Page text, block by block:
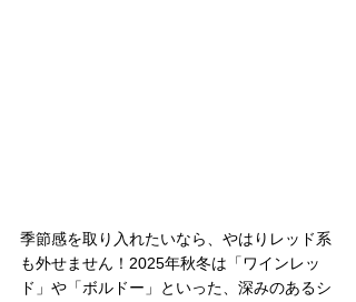
季節感を取り入れたいなら、やはりレッド系
も外せません！2025年秋冬は「ワインレッ
ド」や「ボルドー」といった、深みのあるシ